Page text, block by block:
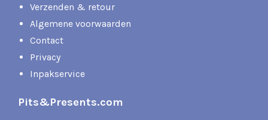
Verzenden & retour
Algemene voorwaarden
Contact
Privacy
Inpakservice
Pits&Presents.com